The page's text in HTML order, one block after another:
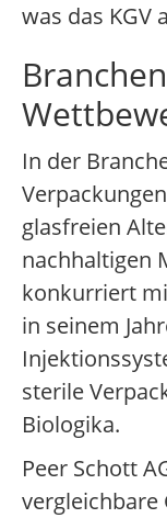
was das KGV
In der
glasfreien
nachhaltigen
konkurriert
in seinem
sterile
Biologika.
Peer Schott
vergleichbare